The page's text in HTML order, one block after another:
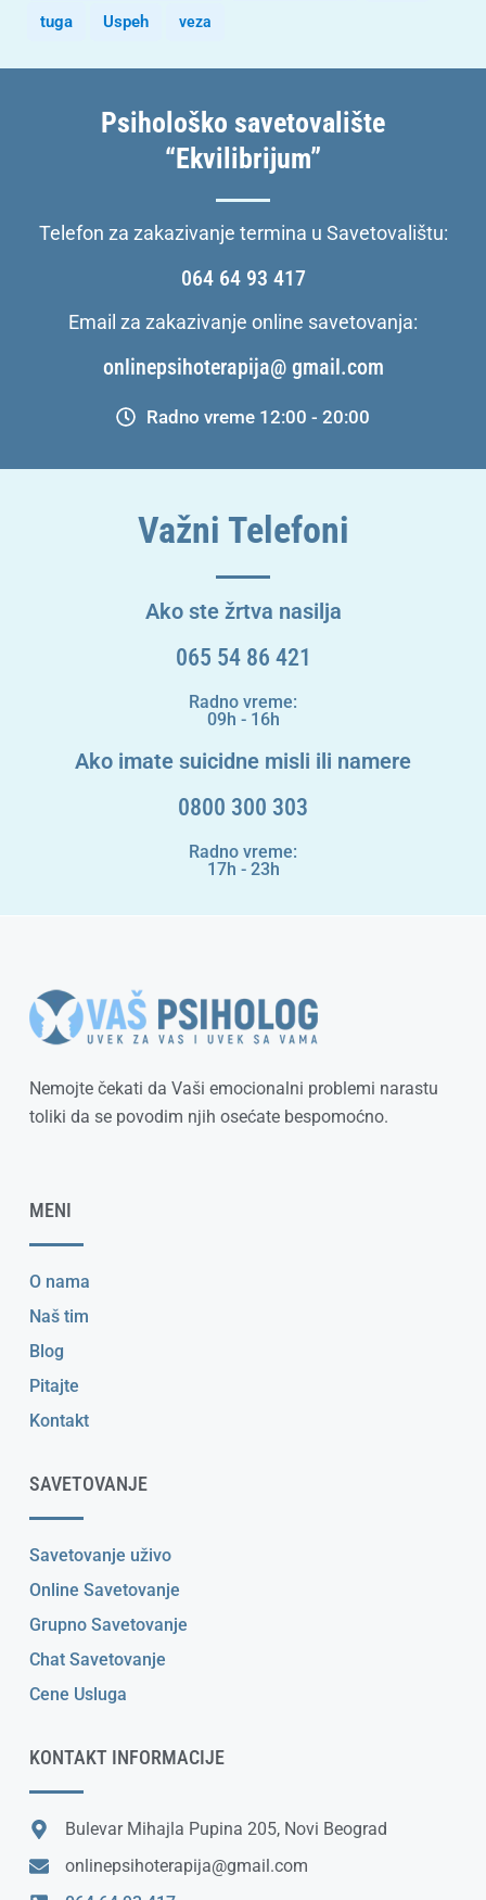
tuga Uspeh veza
Psihološko savetovalište
“Ekvilibrijum”
Telefon za zakazivanje termina u Savetovalištu:
064 64 93 417
Email za zakazivanje online savetovanja:
onlinepsihoterapija@ gmail.com
Radno vreme 12:00 - 20:00
Važni Telefoni
Ako ste žrtva nasilja
065 54 86 421
Radno vreme:
09h - 16h
Ako imate suicidne misli ili namere
0800 300 303
Radno vreme:
17h - 23h
Nemojte čekati da Vaši emocionalni problemi narastu
toliki da se povodim njih osećate bespomoćno.
MENI
O nama
Naš tim
Blog
Pitajte
Kontakt
SAVETOVANJE
Savetovanje uživo
Online Savetovanje
Grupno Savetovanje
Chat Savetovanje
Cene Usluga
KONTAKT INFORMACIJE
Bulevar Mihajla Pupina 205, Novi Beograd
onlinepsihoterapija@gmail.com